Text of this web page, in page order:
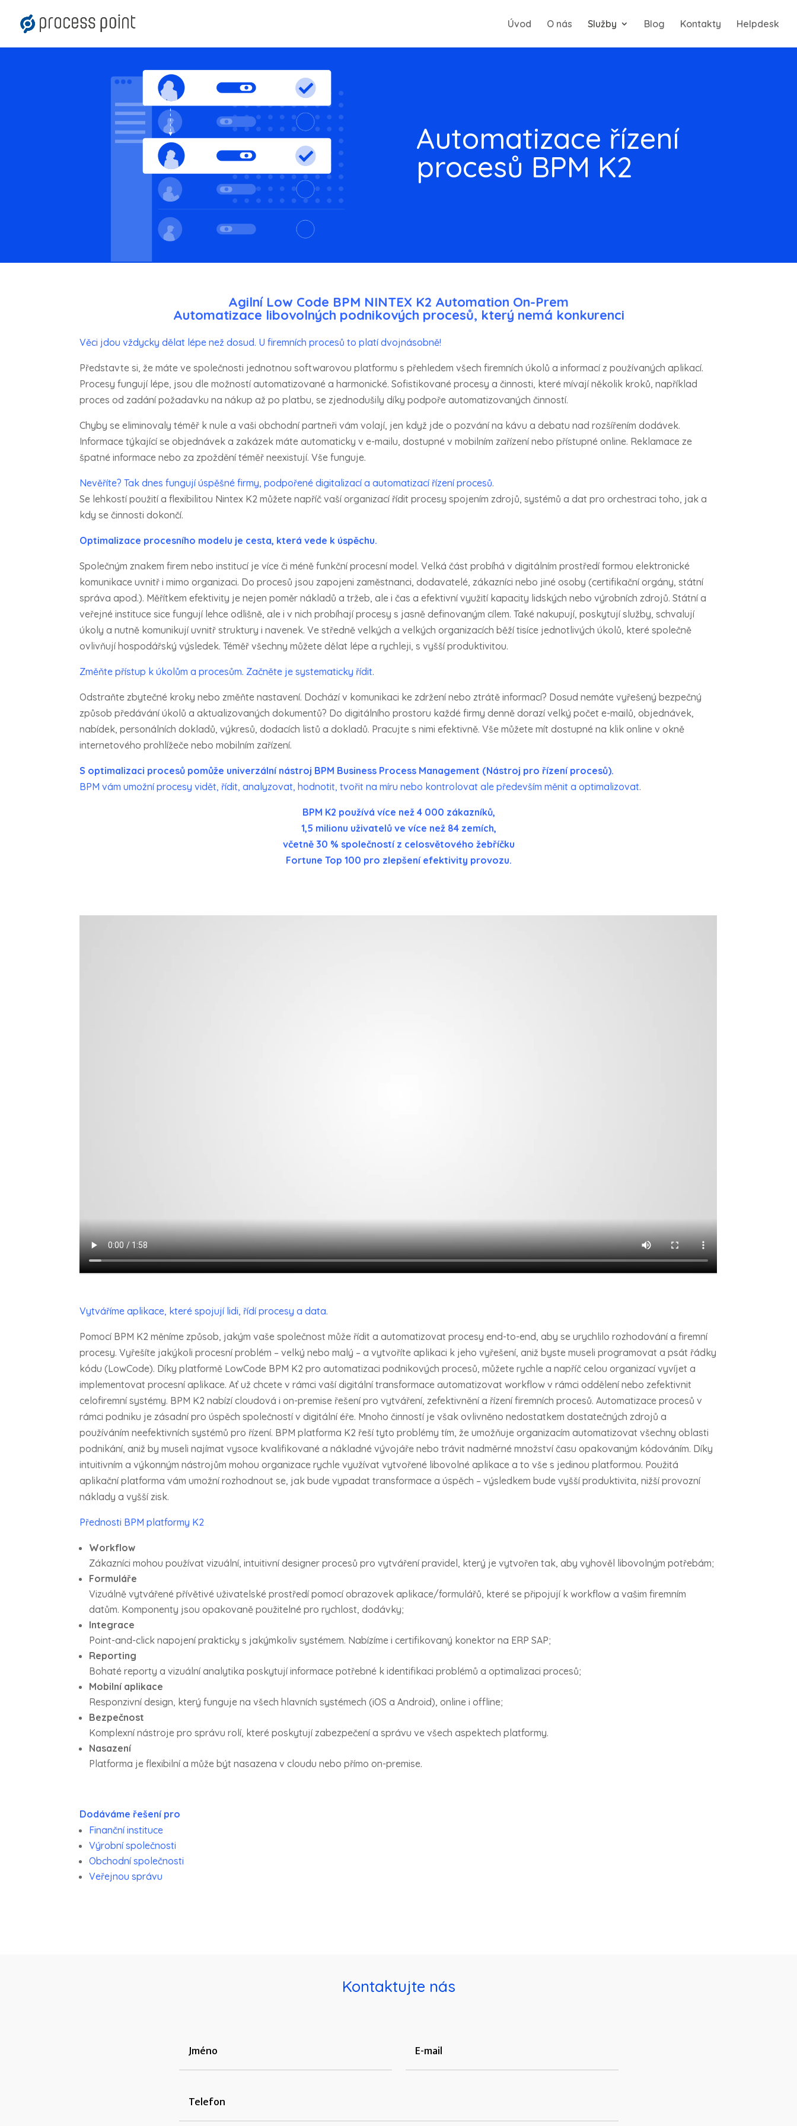
Úvod O nás Služby Blog Kontakty Helpdesk
Automatizace řízení
procesů BPM K2
Agilní Low Code BPM NINTEX K2 Automation On-Prem
Automatizace libovolných podnikových procesů, který nemá konkurenci
Věci jdou vždycky dělat lépe než dosud. U firemních procesů to platí dvojnásobně!
Představte si, že máte ve společnosti jednotnou softwarovou platformu s přehledem všech firemních úkolů a informací z používaných aplikací.
Procesy fungují lépe, jsou dle možností automatizované a harmonické. Sofistikované procesy a činnosti, které mívají několik kroků, například
proces od zadání požadavku na nákup až po platbu, se zjednodušily díky podpoře automatizovaných činností.
Chyby se eliminovaly téměř k nule a vaši obchodní partneři vám volají, jen když jde o pozvání na kávu a debatu nad rozšířením dodávek.
Informace týkající se objednávek a zakázek máte automaticky v e-mailu, dostupné v mobilním zařízení nebo přístupné online. Reklamace ze
špatné informace nebo za zpoždění téměř neexistují. Vše funguje.
Nevěříte? Tak dnes fungují úspěšné firmy, podpořené digitalizací a automatizací řízení procesů.
Se lehkostí použití a flexibilitou Nintex K2 můžete napříč vaší organizací řídit procesy spojením zdrojů, systémů a dat pro orchestraci toho, jak a
kdy se činnosti dokončí.
Optimalizace procesního modelu je cesta, která vede k úspěchu.
Společným znakem firem nebo institucí je více či méně funkční procesní model. Velká část probíhá v digitálním prostředí formou elektronické
komunikace uvnitř i mimo organizaci. Do procesů jsou zapojeni zaměstnanci, dodavatelé, zákazníci nebo jiné osoby (certifikační orgány, státní
správa apod.). Měřítkem efektivity je nejen poměr nákladů a tržeb, ale i čas a efektivní využití kapacity lidských nebo výrobních zdrojů. Státní a
veřejné instituce sice fungují lehce odlišně, ale i v nich probíhají procesy s jasně definovaným cílem. Také nakupují, poskytují služby, schvalují
úkoly a nutně komunikují uvnitř struktury i navenek. Ve středně velkých a velkých organizacích běží tisíce jednotlivých úkolů, které společně
ovlivňují hospodářský výsledek. Téměř všechny můžete dělat lépe a rychleji, s vyšší produktivitou.
Změňte přístup k úkolům a procesům. Začněte je systematicky řídit.
Odstraňte zbytečné kroky nebo změňte nastavení. Dochází v komunikaci ke zdržení nebo ztrátě informací? Dosud nemáte vyřešený bezpečný
způsob předávání úkolů a aktualizovaných dokumentů? Do digitálního prostoru každé firmy denně dorazí velký počet e-mailů, objednávek,
nabídek, personálních dokladů, výkresů, dodacích listů a dokladů. Pracujte s nimi efektivně. Vše můžete mít dostupné na klik online v okně
internetového prohlížeče nebo mobilním zařízení.
S optimalizaci procesů pomůže univerzální nástroj BPM Business Process Management (Nástroj pro řízení procesů).
BPM vám umožní procesy vidět, řídit, analyzovat, hodnotit, tvořit na míru nebo kontrolovat ale především měnit a optimalizovat.
BPM K2 používá více než 4 000 zákazníků,
1,5 milionu uživatelů ve více než 84 zemích,
včetně 30 % společností z celosvětového žebříčku
Fortune Top 100 pro zlepšení efektivity provozu.
Vytváříme aplikace, které spojují lidi, řídí procesy a data.
Pomocí BPM K2 měníme způsob, jakým vaše společnost může řídit a automatizovat procesy end-to-end, aby se urychlilo rozhodování a firemní
procesy. Vyřešíte jakýkoli procesní problém – velký nebo malý – a vytvoříte aplikaci k jeho vyřešení, aniž byste museli programovat a psát řádky
kódu (LowCode). Díky platformě LowCode BPM K2 pro automatizaci podnikových procesů, můžete rychle a napříč celou organizací vyvíjet a
implementovat procesní aplikace. Ať už chcete v rámci vaší digitální transformace automatizovat workflow v rámci oddělení nebo zefektivnit
celofiremní systémy. BPM K2 nabízí cloudová i on-premise řešení pro vytváření, zefektivnění a řízení firemních procesů. Automatizace procesů v
rámci podniku je zásadní pro úspěch společností v digitální éře. Mnoho činností je však ovlivněno nedostatkem dostatečných zdrojů a
používáním neefektivních systémů pro řízení. BPM platforma K2 řeší tyto problémy tím, že umožňuje organizacím automatizovat všechny oblasti
podnikání, aniž by museli najímat vysoce kvalifikované a nákladné vývojáře nebo trávit nadměrné množství času opakovaným kódováním. Díky
intuitivním a výkonným nástrojům mohou organizace rychle využívat vytvořené libovolné aplikace a to vše s jedinou platformou. Použitá
aplikační platforma vám umožní rozhodnout se, jak bude vypadat transformace a úspěch – výsledkem bude vyšší produktivita, nižší provozní
náklady a vyšší zisk.
Přednosti BPM platformy K2
Workflow
Zákazníci mohou používat vizuální, intuitivní designer procesů pro vytváření pravidel, který je vytvořen tak, aby vyhověl libovolným potřebám;
Formuláře
Vizuálně vytvářené přívětivé uživatelské prostředí pomocí obrazovek aplikace/formulářů, které se připojují k workflow a vašim firemním
datům. Komponenty jsou opakovaně použitelné pro rychlost, dodávky;
Integrace
Point-and-click napojení prakticky s jakýmkoliv systémem. Nabízíme i certifikovaný konektor na ERP SAP;
Reporting
Bohaté reporty a vizuální analytika poskytují informace potřebné k identifikaci problémů a optimalizaci procesů;
Mobilní aplikace
Responzivní design, který funguje na všech hlavních systémech (iOS a Android), online i offline;
Bezpečnost
Komplexní nástroje pro správu rolí, které poskytují zabezpečení a správu ve všech aspektech platformy.
Nasazení
Platforma je flexibilní a může být nasazena v cloudu nebo přímo on-premise.
Dodáváme řešení pro
Finanční instituce
Výrobní společnosti
Obchodní společnosti
Veřejnou správu
Kontaktujte nás